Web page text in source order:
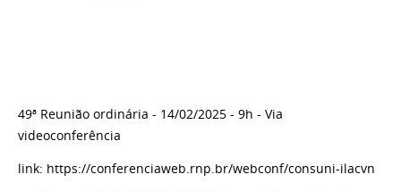
49ª Reunião ordinária - 14/02/2025 - 9h - Via
videoconferência
link: https://conferenciaweb.rnp.br/webconf/consuni-ilacvn